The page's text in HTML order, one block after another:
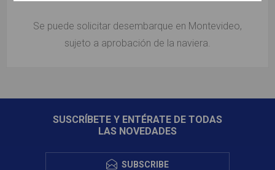
Se puede solicitar desembarque en Montevideo,
sujeto a aprobación de la naviera.
SUSCRÍBETE Y ENTÉRATE DE TODAS
LAS NOVEDADES
SUBSCRIBE